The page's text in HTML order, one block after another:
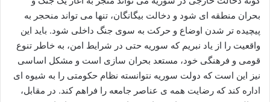
بحران منطقه ای شود و دخالت بیگانگان، تنها می تواند منحجر به
پیچیده تر شدن اوضاع و حرکت به سوی جنگ داخلی شود. باید این
واقعیت را از یاد نبریم که سوریه حتی در شرایط امن، به خاطر تنوع
قومی و فرهنگی خود، مستعد بحران سازی است و مشکل اساسی
نیز این است که دولت سوریه نتوانسته نظام حکومتی را به شیوه ای
اداره کند که رضایت همه ی عناصر جامعه را فراهم کند. در مقابل،